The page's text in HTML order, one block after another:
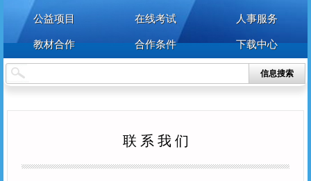
公益项目 在线考试 人事服务
教材合作 合作条件 下载中心
信息搜索
联 系 我 们